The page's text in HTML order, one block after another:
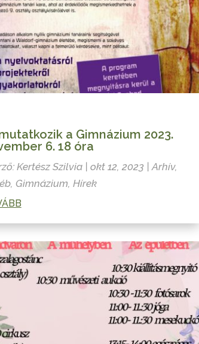
a Gimnázium 2023.
6. 18 óra
Kertész Szilvia| okt 12, 2023| Arhív,
, Gimnázium Hírek